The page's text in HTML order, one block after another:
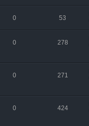
0 53
0 278
0 271
0 424